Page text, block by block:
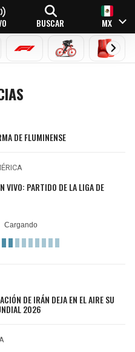
BUSCAR MX
FÓRMULA 1CICLISMOBOXEO
DE FLUMINENSE
VIVO: PARTIDO DE LA LIGA DE
DE IRÁN DEJA EN EL AIRE SU
2026